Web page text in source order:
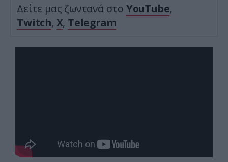
Δείτε μας ζωντανά στο YouTube,
Twitch, X, Telegram